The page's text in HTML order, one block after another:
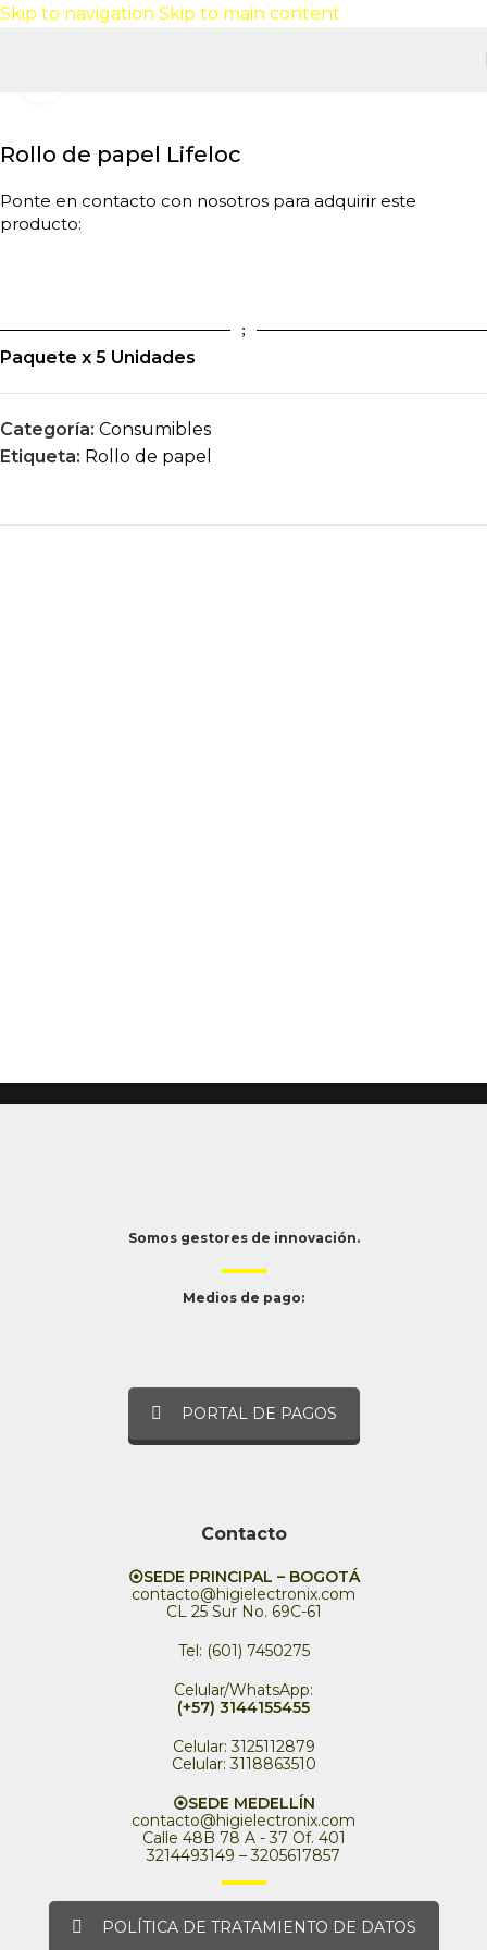
Skip to navigation Skip to main content
Rollo de papel Lifeloc
Ponte en contacto con nosotros para adquirir este
producto:
Paquete x 5 Unidades
Categoría: Consumibles
Etiqueta: Rollo de papel
Somos gestores de innovación.
Medios de pago:
PORTAL DE PAGOS
Contacto
⦿SEDE PRINCIPAL – BOGOTÁ
contacto@higielectronix.com
CL 25 Sur No. 69C-61
Tel: (601) 7450275
Celular/WhatsApp:
(+57) 3144155455
Celular: 3125112879
Celular: 3118863510
⦿SEDE MEDELLÍN
contacto@higielectronix.com
Calle 48B 78 A - 37 Of. 401
3214493149 – 3205617857
POLÍTICA DE TRATAMIENTO DE DATOS